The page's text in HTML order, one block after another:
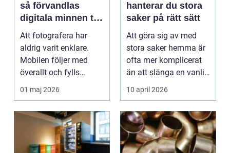
så förvandlas
digitala minnen till
något du kan hålla
i handen
Att fotografera har
aldrig varit enklare.
Mobilen följer med
överallt och fylls
snabbt av ...
01 maj 2026
hanterar du stora
saker på rätt sätt
Att göra sig av med
stora saker hemma är
ofta mer komplicerat
än att slänga en vanlig
soppåse. Möble...
10 april 2026